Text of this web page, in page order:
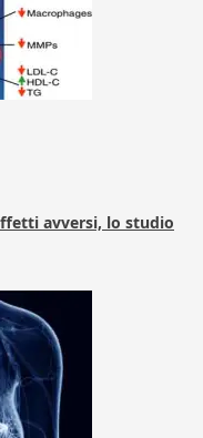
avversi, lo studio